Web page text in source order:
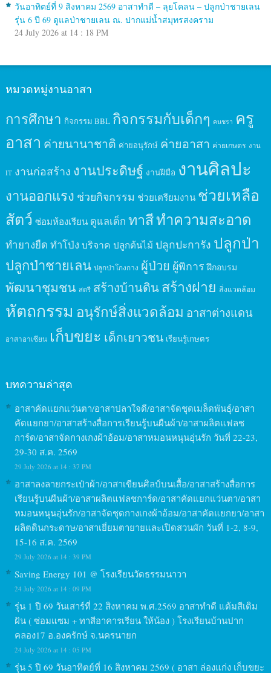
วันอาทิตย์ที่ 9 สิงหาคม 2569 อาสาทำดี – ลุยโคลน – ปลูกป่าชายเลน
รุ่น 6 ปี 69 ดูแลป่าชายเลน ณ. ปากแม่น้ำสมุทรสงคราม
24 July 2026 at 14 : 18 PM
หมวดหมู่งานอาสา
การศึกษา กิจกรรม BBL กิจกรรมกับเด็กๆ คนชรา ครู
อาสา ค่ายนานาชาติ ค่ายอนุรักษ์ ค่ายอาสา ค่ายเกษตร งาน
IT งานก่อสร้าง งานประดิษฐ์ งานฝีมือ งานศิลปะ
งานออกแรง ช่วยกิจกรรม ช่วยเตรียมงาน ช่วยเหลือ
สัตว์ ซ่อมห้องเรียน ดูแลเด็ก ทาสีทำความสะอาด
ทำยางยืด ทำโป่ง บริจาค ปลูกต้นไม้ ปลูกปะการัง ปลูกป่า
ปลูกป่าชายเลน ปลูกป่าโกงกาง ผู้ป่วย ผู้พิการ ฝึกอบรม
พัฒนาชุมชน สตรี สร้างบ้านดินสร้างฝาย สิ่งแวดล้อม
หัตถกรรม อนุรักษ์สิ่งแวดล้อม อาสาต่างแดน
อาสาอาเซียน เก็บขยะ เด็กเยาวชน เรียนรู้เกษตร
บทความล่าสุด
อาสาคัดแยกแว่นตา/อาสาปลาใจดี/อาสาจัดชุดเมล็ดพันธุ์/อาสา
คัดแยกยา/อาสาสร้างสื่อการเรียนรู้บนผืนผ้า/อาสาผลิตแฟลช
การ์ด/อาสาจัดกางเกงผ้าอ้อม/อาสาหมอนหนุนอุ่นรัก วันที่ 22-23,
29-30 ส.ค. 2569
29 July 2026 at 14 : 37 PM
อาสาลงลายกระเป๋าผ้า/อาสาเขียนศิลป์บนเสื้อ/อาสาสร้างสื่อการ
เรียนรู้บนผืนผ้า/อาสาผลิตแฟลชการ์ด/อาสาคัดแยกแว่นตา/อาสา
หมอนหนุนอุ่นรัก/อาสาจัดชุดกางเกงผ้าอ้อม/อาสาคัดแยกยา/อาสา
ผลิตดินกระดาษ/อาสาเยี่ยมตายายและเปิดสวนผัก วันที่ 1-2, 8-9,
15-16 ส.ค. 2569
29 July 2026 at 14 : 39 PM
Saving Energy 101 @ โรงเรียนวัดธรรมนาวา
24 July 2026 at 14 : 09 PM
รุ่น 1 ปี 69 วันเสาร์ที่ 22 สิงหาคม พ.ศ.2569 อาสาทำดี แต้มสีเติม
ฝัน ( ซ่อมแซม + ทาสีอาคารเรียน ให้น้อง ) โรงเรียนบ้านปาก
คลอง17 อ.องครักษ์ จ.นครนายก
24 July 2026 at 14 : 05 PM
รุ่น 5 ปี 69 วันอาทิตย์ที่ 16 สิงหาคม 2569 ( อาสา ล่องแก่ง เก็บขยะ